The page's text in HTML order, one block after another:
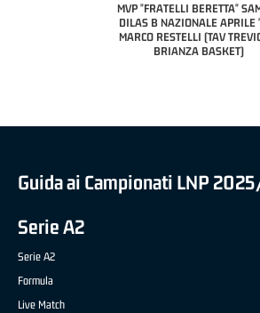
MVP "FRATELLI BERETTA"
DILAS B NAZIONALE APRILE
MARCO RESTELLI (TAV
BRIANZA BASKET)
Guida ai Campionati LNP
Serie A2
Serie A2
Formula
Live Match